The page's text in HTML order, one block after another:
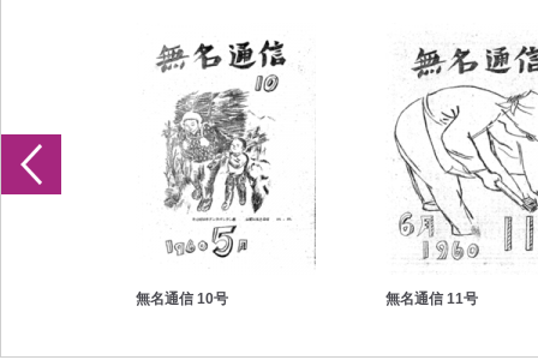
無名通信 10号 無名通信 11号